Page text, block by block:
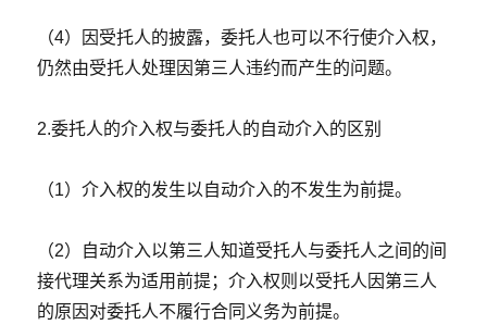
（4）因受托人的披露，委托人也可以不行使介入权，
仍然由受托人处理因第三人违约而产生的问题。
2.委托人的介入权与委托人的自动介入的区别
（1）介入权的发生以自动介入的不发生为前提。
（2）自动介入以第三人知道受托人与委托人之间的间
接代理关系为适用前提；介入权则以受托人因第三人
的原因对委托人不履行合同义务为前提。